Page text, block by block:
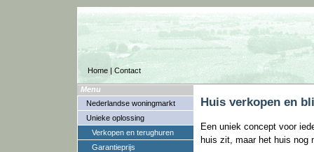
Home | Contact
Menu
Nederlandse woningmarkt
Unieke oplossing
Verkopen en terughuren
Garantieprijs
Huis verkopen en
Een uniek concept voor
huis zit, maar het huis nog